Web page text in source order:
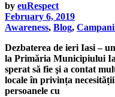
by euRespect
February 6, 2019
Awareness, Blog,
Dezbaterea de ieri Iasi –
la Primăria Municipiului
sperat să fie şi a contat
locale în privința
persoanele cu